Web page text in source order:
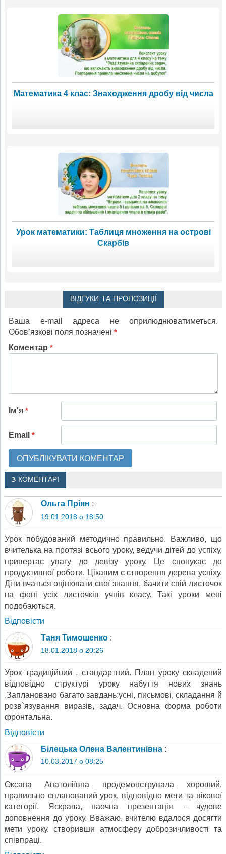
Математика 4 клас: Знаходження дробу від числа
Урок математики: Таблиця множення на острові
Скарбів
ВІДГУКИ ТА ПРОПОЗИЦІЇ
Ваша e-mail адреса не оприлюднюватиметься.
Обов’язкові поля позначені *
Коментар *
Ім'я *
Email *
3 КОМЕНТАРІ
Ольга Пріян :
19.01.2018 о 18:50
Урок побудований методично правильно. Важливо, що
вчителька на протязі всього уроку, ведучи дітей до успіху,
привертає увагу до девізу уроку. Це спонукає до
продуктивної роботи. Цікавим є створення дерева успіху.
Діти вчаться оцінювати свої знання, бачити свій листочок
на фоні усіх листочків учнів класу. Такі уроки мені
подобаються.
Відповіcти
Таня Тимошенко :
18.01.2018 о 20:26
Урок традиційний , стандартний. План уроку складений
відповідно структурі уроку набуття нових знань
.Заплановано багато завдань:усні, письмові, складання й
розв`язування виразів, задач. Основна форма роботи
фронтальна.
Відповіcти
Білецька Олена Валентинівна :
10.03.2017 о 08:25
Оксана Анатоліївна продемонструвала хороший,
правильно спланований урок, відповідно мети та вікової
категорії. Яскрава, наочна презентація – чудове
доповнення до уроку. Вважаю, вчителю вдалося досягти
мети уроку, створивши атмосферу доброзичливості та
співпраці.